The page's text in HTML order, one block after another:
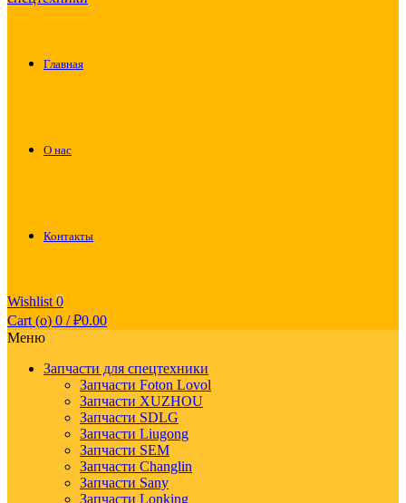
Главная
О нас
Контакты
Wishlist 0
Cart (o) 0 / ₽0.00
Меню
Запчасти для спецтехники
Запчасти Foton Lovol
Запчасти XUZHOU
Запчасти SDLG
Запчасти Liugong
Запчасти SEM
Запчасти Changlin
Запчасти Sany
Запчасти Lonking